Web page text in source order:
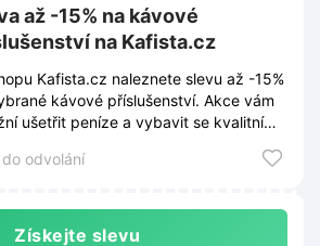
až -15% na kávové
na Kafista.cz
Kafista.cz naleznete slevu až -15%
kávové příslušenství. Akce vám
ušetřit peníze a vybavit se kvalitními
do odvolání
Získejte slevu